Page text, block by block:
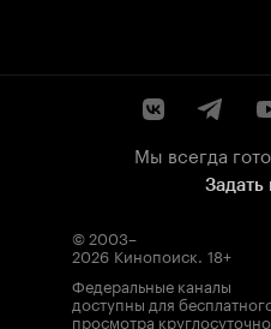
Мы всегда
Задать
© 2003–
2026 Кинопоиск. 18+
Федеральные каналы
доступны для
просмотра круглосуточно